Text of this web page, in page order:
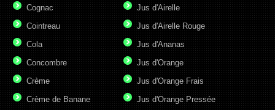
Cognac
Cointreau
Cola
Concombre
Crème
Crème de Banane
Jus d'Airelle
Jus d'Airelle Rouge
Jus d'Ananas
Jus d'Orange
Jus d'Orange Frais
Jus d'Orange Pressée